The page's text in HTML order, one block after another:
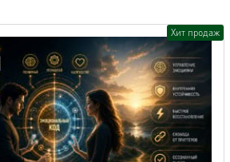
Хит продаж